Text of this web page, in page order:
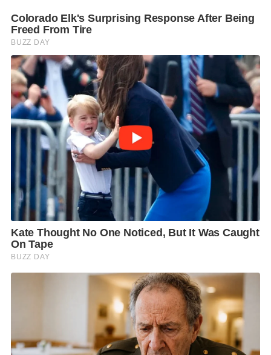
เข้าโดยไม่ผ่านพิธีการทางศุลกากร
นายอนุทิน ระบุว่า รัฐบาลมีนโยบายชัดเจนในการปราบ
ปรามการกระทำผิดกฎหมายทุกรูปแบบ เมื่อได้รับ
รายงานว่ามีการตรวจจับสินค้าเถื่อนรายใหญ่ในพื้นที่
จ.ระนอง จึงเดินทางมาตรวจสอบด้วยตนเอง
นายกรัฐมนตรี กล่าวว่า เมื่อเห็นสภาพโกดังแล้วรู้สึกตกใจ
เพราะมีการเก็บกักตุนสินค้าจำนวนมากที่เชื่อว่าไม่ได้เสีย
ภาษีอย่างถูกต้อง โดยเบื้องต้นคาดว่าอาจมีการแจ้งเป็น
สินค้าผ่านแดน ซึ่งตามหลักต้องอยู่ไม่เกิน 30 วัน หากเกิน
กำหนด สินค้าอาจต้องตกเป็นของแผ่นดิน
อย่างไรก็ตาม รัฐบาลจะให้ความเป็นธรรมกับผู้ประกอบ
การ หากมีหลักฐานการเสียภาษีถูกต้อง ก็สามารถนำมา
แสดงได้ แต่หากพิสูจน์ไม่ได้ ก็ต้องดำเนินคดีตามกฎหมาย
และขยายผลไปถึงต้นตอของเครือข่ายทั้งหมด
ที่สำคัญ นายกรัฐมนตรีเปิดเผยว่า หลังเจ้าหน้าที่เข้าจับกุม
มีโทรศัพท์ลึกลับพยายามกดดันให้ล้มเลิกการจับกุม โดย
อ้างว่ารู้จักนายตำรวจชั้นผู้ใหญ่ รวมถึงมีสายโทรศัพท์จาก
ฝั่งเมียนมาเข้ามาเกี่ยวข้องด้วย ดังนั้น ต้องชื่นชมเจ้า